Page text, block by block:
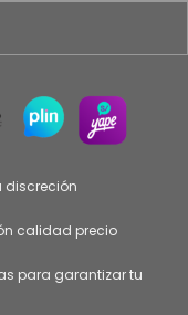
discreción
calidad precio
para garantizar tu